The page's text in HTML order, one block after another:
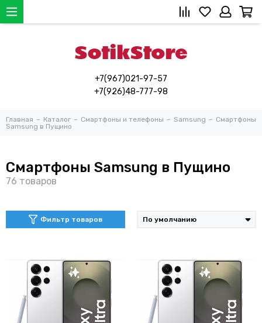
+7(967)021-97-57
+7(926)48-777-98
Главная Каталог Смартфоны и телефоны Samsung
Смартфоны
Samsung в Пущино
Смартфоны Samsung в Пущино
Фильтр товаров